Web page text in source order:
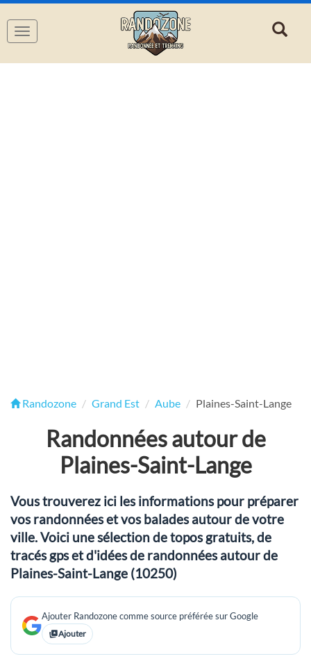
Navigation
Randozone Grand Est Aube Plaines-Saint-Lange
Randonnées autour de
Plaines-Saint-Lange
Vous trouverez ici les informations pour préparer
vos randonnées et vos balades autour de votre
ville. Voici une sélection de topos gratuits, de
tracés gps et d'idées de randonnées autour de
Plaines-Saint-Lange (10250)
Ajouter Randozone comme source préférée sur Google
Ajouter